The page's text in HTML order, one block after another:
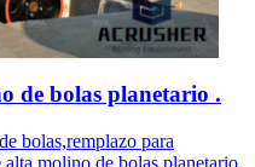
de bolas planetario .
bolas,remplazo para
molino de bolas planetario